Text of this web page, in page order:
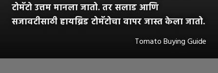
टोमॅटो उत्तम मानला जातो. तर सलाड आणि
सजावटीसाठी हायब्रिड टोमॅटोचा वापर जास्त केला जातो.
Tomato Buying Guide